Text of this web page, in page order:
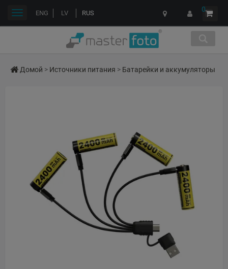
ENG LV RUS 0
Переключить
Домой > Источники питания > Батарейки и аккумуляторы